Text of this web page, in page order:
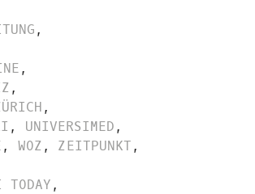
,
,
,
,
, UNIVERSIMED,
, WOZ, ZEITPUNKT,
TODAY,